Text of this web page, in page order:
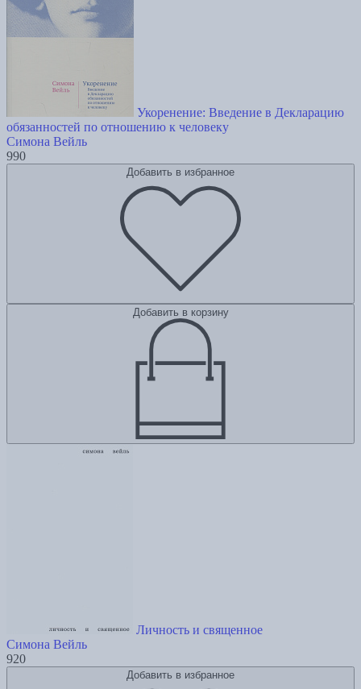
Укоренение: Введение в Декларацию
обязанностей по отношению к человеку
Симона Вейль
990
Добавить в избранное
Добавить в корзину
Личность и священное
Симона Вейль
920
Добавить в избранное